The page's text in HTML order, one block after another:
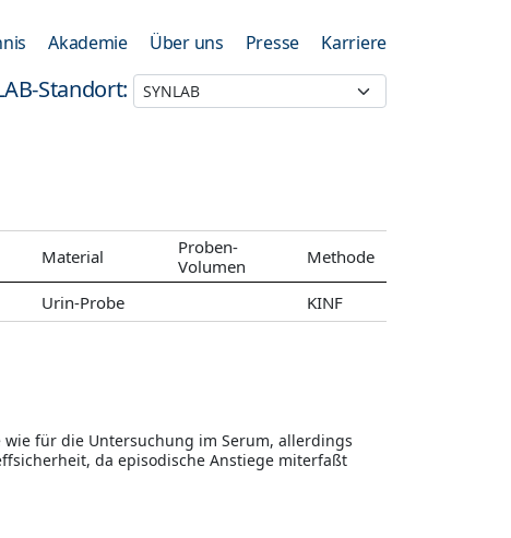
Akademie Über uns Presse Karriere
Standort:
Material
Proben-
Volumen
Methode
Urin-Probe KINF
für die Untersuchung im Serum, allerdings
da episodische Anstiege miterfaßt